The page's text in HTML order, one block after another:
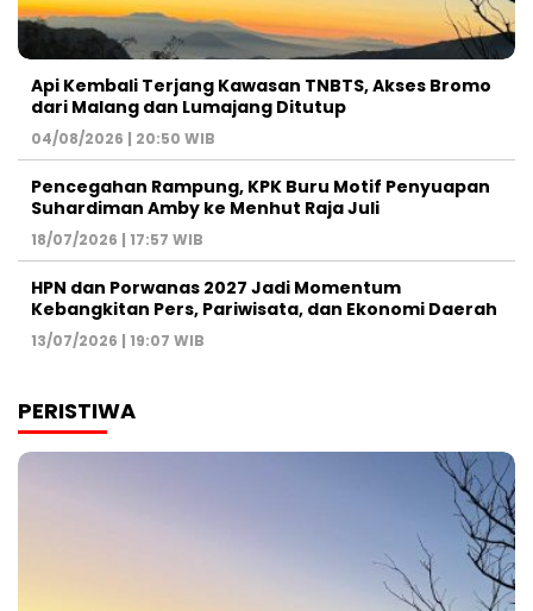
Api Kembali Terjang Kawasan TNBTS, Akses Bromo
dari Malang dan Lumajang Ditutup
04/08/2026 | 20:50 WIB
Pencegahan Rampung, KPK Buru Motif Penyuapan
Suhardiman Amby ke Menhut Raja Juli
18/07/2026 | 17:57 WIB
HPN dan Porwanas 2027 Jadi Momentum
Kebangkitan Pers, Pariwisata, dan Ekonomi Daerah
13/07/2026 | 19:07 WIB
PERISTIWA